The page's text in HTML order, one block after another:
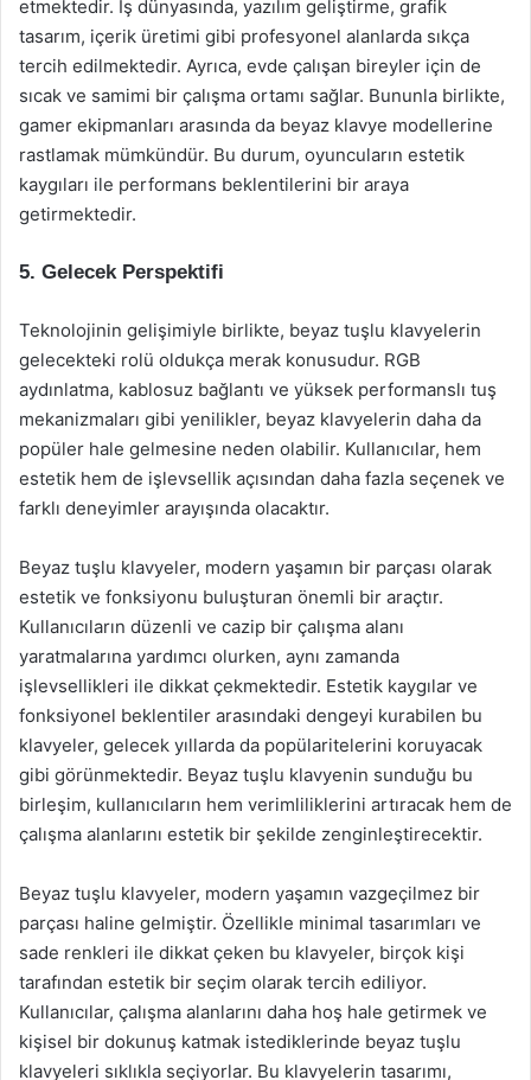
etmektedir. İş dünyasında, yazılım geliştirme, grafik
tasarım, içerik üretimi gibi profesyonel alanlarda sıkça
tercih edilmektedir. Ayrıca, evde çalışan bireyler için de
sıcak ve samimi bir çalışma ortamı sağlar. Bununla birlikte,
gamer ekipmanları arasında da beyaz klavye modellerine
rastlamak mümkündür. Bu durum, oyuncuların estetik
kaygıları ile performans beklentilerini bir araya
getirmektedir.
5. Gelecek Perspektifi
Teknolojinin gelişimiyle birlikte, beyaz tuşlu klavyelerin
gelecekteki rolü oldukça merak konusudur. RGB
aydınlatma, kablosuz bağlantı ve yüksek performanslı tuş
mekanizmaları gibi yenilikler, beyaz klavyelerin daha da
popüler hale gelmesine neden olabilir. Kullanıcılar, hem
estetik hem de işlevsellik açısından daha fazla seçenek ve
farklı deneyimler arayışında olacaktır.
Beyaz tuşlu klavyeler, modern yaşamın bir parçası olarak
estetik ve fonksiyonu buluşturan önemli bir araçtır.
Kullanıcıların düzenli ve cazip bir çalışma alanı
yaratmalarına yardımcı olurken, aynı zamanda
işlevsellikleri ile dikkat çekmektedir. Estetik kaygılar ve
fonksiyonel beklentiler arasındaki dengeyi kurabilen bu
klavyeler, gelecek yıllarda da popülaritelerini koruyacak
gibi görünmektedir. Beyaz tuşlu klavyenin sunduğu bu
birleşim, kullanıcıların hem verimliliklerini artıracak hem de
çalışma alanlarını estetik bir şekilde zenginleştirecektir.
Beyaz tuşlu klavyeler, modern yaşamın vazgeçilmez bir
parçası haline gelmiştir. Özellikle minimal tasarımları ve
sade renkleri ile dikkat çeken bu klavyeler, birçok kişi
tarafından estetik bir seçim olarak tercih ediliyor.
Kullanıcılar, çalışma alanlarını daha hoş hale getirmek ve
kişisel bir dokunuş katmak istediklerinde beyaz tuşlu
klavyeleri sıklıkla seçiyorlar. Bu klavyelerin tasarımı,